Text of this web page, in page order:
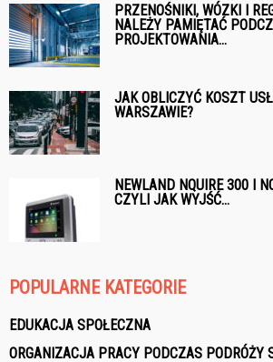
PRZENOŚNIKI, WÓZKI I
NALEŻY PAMIĘTAĆ
PROJEKTOWANIA...
JAK OBLICZYĆ KOSZT
WARSZAWIE?
NEWLAND NQUIRE 300 I
CZYLI JAK WYJŚĆ...
POPULARNE KATEGORIE
EDUKACJA SPOŁECZNA
ORGANIZACJA PRACY PODCZAS PODRÓŻY